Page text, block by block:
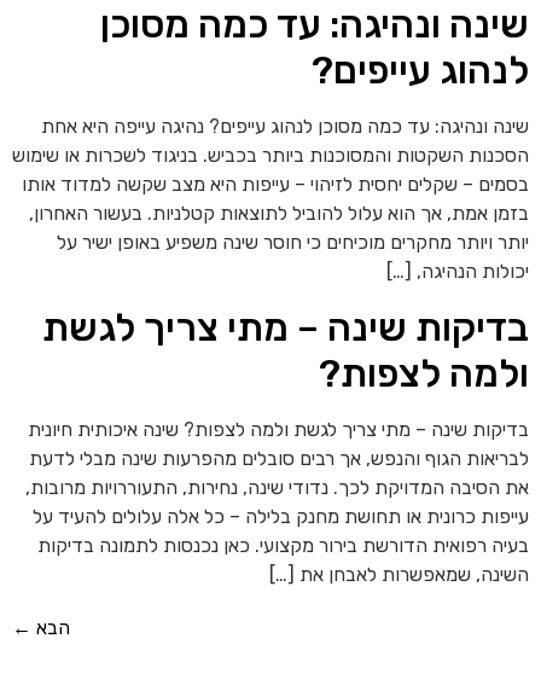
ונהיגה: עד כמה מסוכן
עייפים?
ונהיגה: עד כמה מסוכן לנהוג עייפים? נהיגה עייפה היא אחת
השקטות והמסוכנות ביותר בכביש. בניגוד לשכרות או שימוש
– שקלים יחסית לזיהוי – עייפות היא מצב שקשה למדוד אותו
אמת, אך הוא עלול להוביל לתוצאות קטלניות. בעשור האחרון,
ויותר מחקרים מוכיחים כי חוסר שינה משפיע באופן ישיר על
הנהיגה, […]
שינה – מתי צריך לגשת
לצפות?
שינה – מתי צריך לגשת ולמה לצפות? שינה איכותית חיונית
הגוף והנפש, אך רבים סובלים מהפרעות שינה מבלי לדעת
הסיבה המדויקת לכך. נדודי שינה, נחירות, התעוררויות מרובות,
כרונית או תחושת מחנק בלילה – כל אלה עלולים להעיד על
רפואית הדורשת בירור מקצועי. כאן נכנסות לתמונה בדיקות
שמאפשרות לאבחן את […]
הבא←